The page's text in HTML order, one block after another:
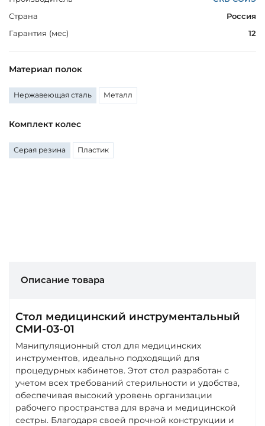
Страна
Россия
Гарантия (мес)
12
Материал полок
Нержавеющая сталь Металл
Комплект колес
Серая резина Пластик
Описание товара
Стол медицинский инструментальный
СМИ-03-01
Манипуляционный стол для медицинских
инструментов, идеально подходящий для
процедурных кабинетов. Этот стол разработан с
учетом всех требований стерильности и удобства,
обеспечивая высокий уровень организации
рабочего пространства для врача и медицинской
сестры. Благодаря своей прочной конструкции и